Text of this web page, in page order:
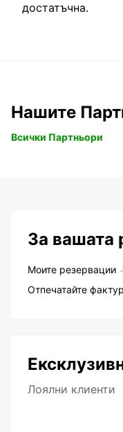
достатъчна.
Нашите
Всички Партньори
За вашата
Моите резервации
Отпечатайте
Лоялни клиенти